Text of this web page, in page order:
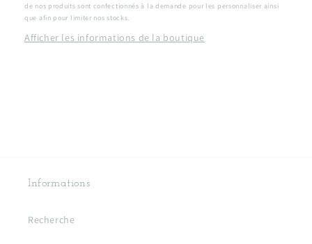
de nos produits sont confectionnés à la demande pour les personnaliser ainsi
que afin pour limiter nos stocks.
Afficher les informations de la boutique
Informations
Recherche